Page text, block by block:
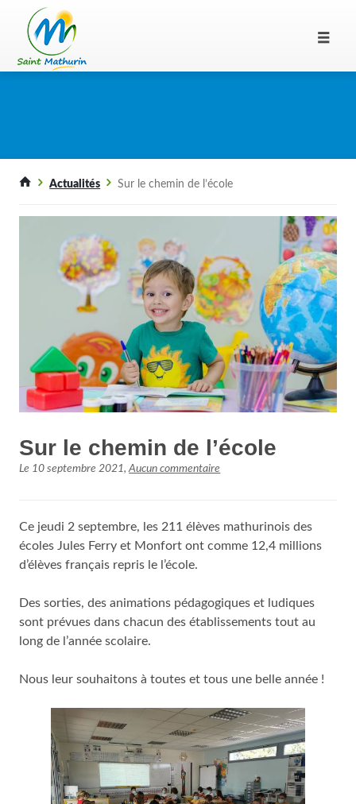
Actualités Sur le chemin de l’école
Sur le chemin de l’école
Le 10 septembre 2021,Aucun commentaire
Ce jeudi 2 septembre, les 211 élèves mathurinois des
écoles Jules Ferry et Monfort ont comme 12,4 millions
d’élèves français repris le l’école.
Des sorties, des animations pédagogiques et ludiques
sont prévues dans chacun des établissements tout au
long de l’année scolaire.
Nous leur souhaitons à toutes et tous une belle année !